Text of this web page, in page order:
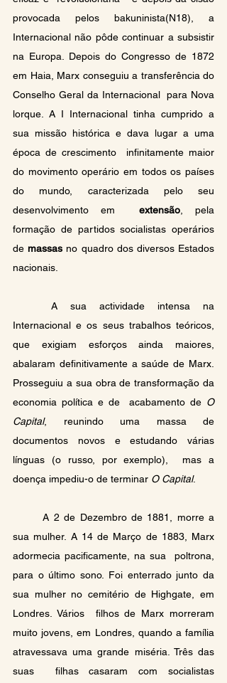
provocada pelos bakuninista(N18), a
Internacional não pôde continuar a subsistir
na Europa. Depois do Congresso de 1872
em Haia, Marx conseguiu a transferência do
Conselho Geral da Internacional  para Nova
lorque. A I Internacional tinha cumprido a
sua missão histórica e dava lugar a uma
época de crescimento  infinitamente maior
do movimento operário em todos os países
do mundo, caracterizada pelo seu
desenvolvimento em extensão , pela
formação de partidos socialistas operários
de massas no quadro dos diversos Estados
nacionais.
Internacional e os seus trabalhos teóricos,
que exigiam esforços ainda maiores,
abalaram definitivamente a saúde de Marx.
Prosseguiu a sua obra de transformação da
economia política e de  acabamento de O
Capital, reunindo uma massa de
documentos novos e estudando várias
línguas (o russo, por exemplo),  mas a
doença impediu-o de terminar O Capital.
	A 2 de Dezembro de 1881, morre a
sua mulher. A 14 de Março de 1883, Marx
adormecia pacificamente, na sua  poltrona,
para o último sono. Foi enterrado junto da
sua mulher no cemitério de Highgate, em
Londres. Vários  filhos de Marx morreram
muito jovens, em Londres, quando a família
atravessava uma grande miséria. Três das
suas  filhas casaram com socialistas